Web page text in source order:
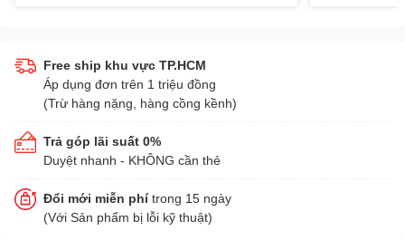
Free ship khu vực TP.HCM
Áp dụng đơn trên 1 triệu đồng
(Trừ hàng nặng, hàng cồng kềnh)
Trả góp lãi suất 0%
Duyệt nhanh - KHÔNG cần thẻ
Đổi mới miễn phítrong 15 ngày
(Với Sản phẩm bị lỗi kỹ thuật)